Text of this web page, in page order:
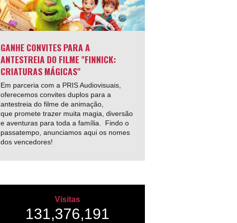
GANHE CONVITES PARA A
ANTESTREIA DO FILME "FINNICK:
CRIATURAS MÁGICAS"
Em parceria com a PRIS Audiovisuais,
oferecemos convites duplos para a
antestreia do filme de animação,
que promete trazer muita magia, diversão
e aventuras para toda a família. Findo o
passatempo, anunciamos aqui os nomes
dos vencedores!
Visitas
131,376,191